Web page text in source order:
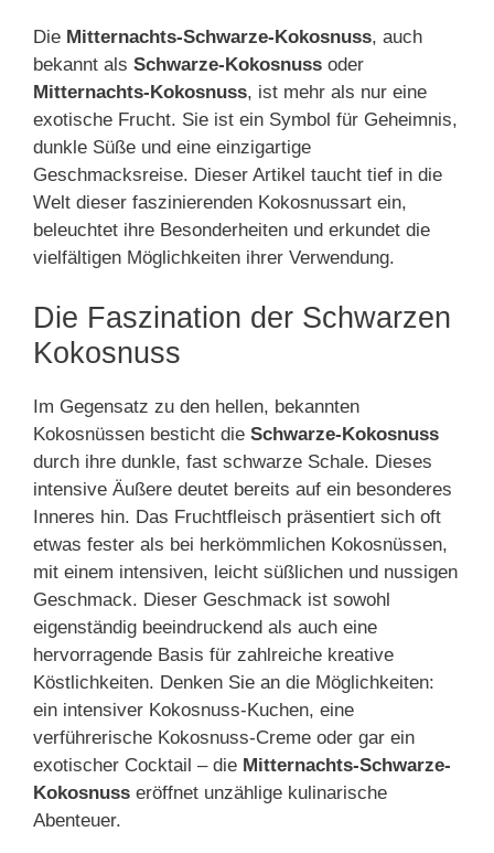
Die Mitternachts-Schwarze-Kokosnuss, auch
bekannt als Schwarze-Kokosnuss oder
Mitternachts-Kokosnuss, ist mehr als nur eine
exotische Frucht. Sie ist ein Symbol für Geheimnis,
dunkle Süße und eine einzigartige
Geschmacksreise. Dieser Artikel taucht tief in die
Welt dieser faszinierenden Kokosnussart ein,
beleuchtet ihre Besonderheiten und erkundet die
vielfältigen Möglichkeiten ihrer Verwendung.
Die Faszination der Schwarzen
Kokosnuss
Im Gegensatz zu den hellen, bekannten
Kokosnüssen besticht die Schwarze-Kokosnuss
durch ihre dunkle, fast schwarze Schale. Dieses
intensive Äußere deutet bereits auf ein besonderes
Inneres hin. Das Fruchtfleisch präsentiert sich oft
etwas fester als bei herkömmlichen Kokosnüssen,
mit einem intensiven, leicht süßlichen und nussigen
Geschmack. Dieser Geschmack ist sowohl
eigenständig beeindruckend als auch eine
hervorragende Basis für zahlreiche kreative
Köstlichkeiten. Denken Sie an die Möglichkeiten:
ein intensiver Kokosnuss-Kuchen, eine
verführerische Kokosnuss-Creme oder gar ein
exotischer Cocktail – die Mitternachts-Schwarze-
Kokosnuss eröffnet unzählige kulinarische
Abenteuer.